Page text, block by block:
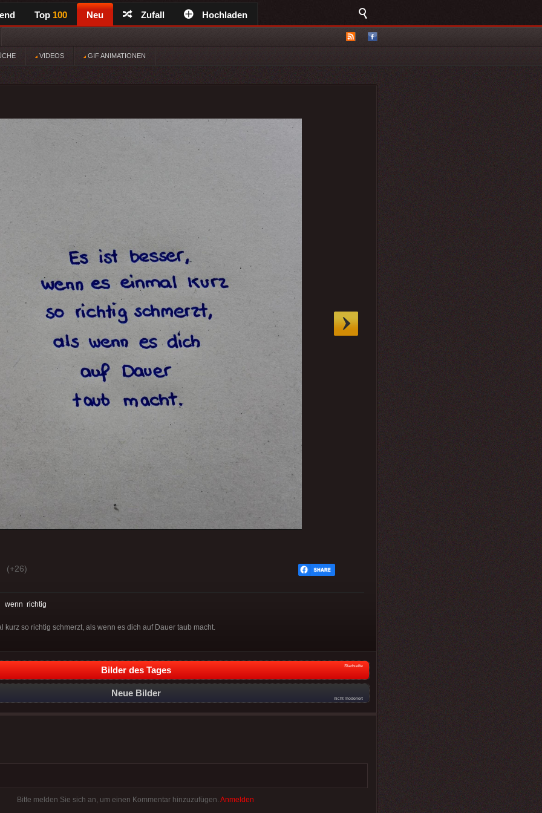
Top 100 Neu Zufall Hochladen
VIDEOS GIF ANIMATIONEN
(+26)
wenn richtig
kurz so richtig schmerzt, als wenn es dich auf Dauer taub macht.
Bilder des Tages Startseite
Neue Bilder
nicht moderiert
Bitte melden Sie sich an, um einen Kommentar hinzuzufügen. Anmelden